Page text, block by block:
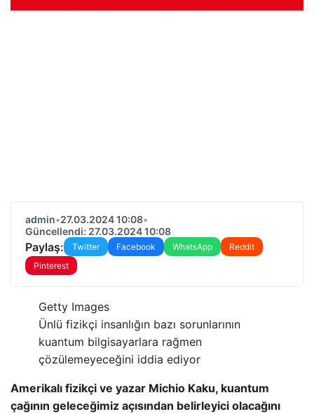
admin•27.03.2024 10:08•
Güncellendi: 27.03.2024 10:08
Paylaş: Twitter Facebook WhatsApp
Reddit
Pinterest
Getty Images
Ünlü fizikçi insanlığın bazı sorunlarının
kuantum bilgisayarlara rağmen
çözülemeyeceğini iddia ediyor
Amerikalı fizikçi ve yazar Michio Kaku, kuantum
çağının geleceğimiz açısından belirleyici olacağını